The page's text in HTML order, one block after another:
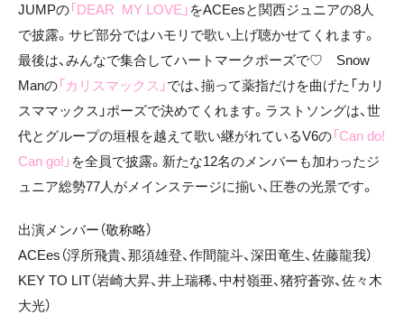
JUMPの「DEAR MY LOVE」 をACEesと関西ジュニアの8人
で披露。サビ部分ではハモリで歌い上げ聴かせてくれます。
最後は、みんなで集合してハートマークポーズで♡ Snow
Manの「カリスマックス」 では、揃って薬指だけを曲げた「カリ
スママックス」ポーズで決めてくれます。ラストソングは、世
代とグループの垣根を越えて歌い継がれているV6の「Can do!
Can go!」 を全員で披露。新たな12名のメンバーも加わったジ
ュニア総勢77人がメインステージに揃い、圧巻の光景です。
出演メンバー（敬称略）
ACEes（浮所飛貴、那須雄登、作間龍斗、深田竜生、佐藤龍我）
KEY TO LIT（岩崎大昇、井上瑞稀、中村嶺亜、猪狩蒼弥、佐々木
大光）